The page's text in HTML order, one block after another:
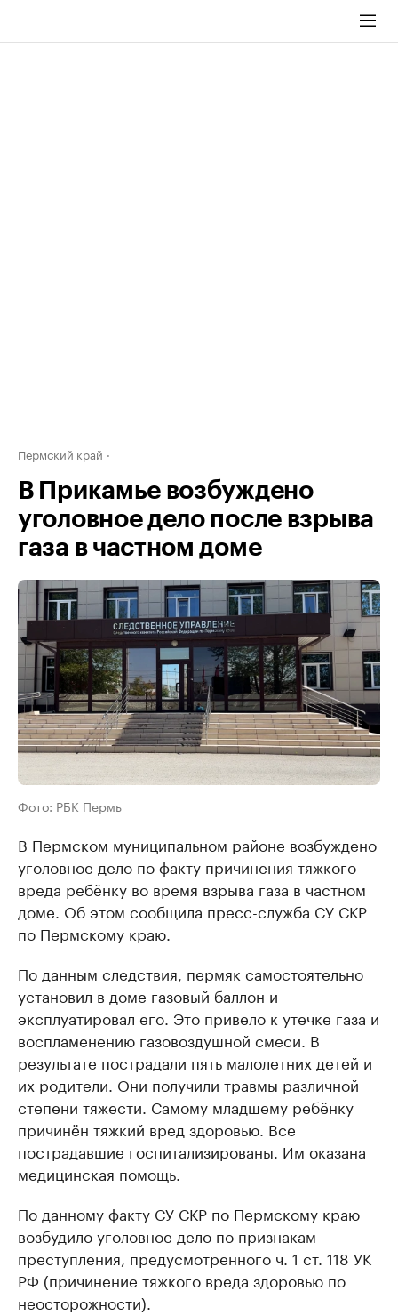
Пермский край
В Прикамье возбуждено
уголовное дело после взрыва
газа в частном доме
Фото: РБК Пермь
В Пермском муниципальном районе возбуждено
уголовное дело по факту причинения тяжкого
вреда ребёнку во время взрыва газа в частном
доме. Об этом сообщила пресс-служба СУ СКР
по Пермскому краю.
По данным следствия, пермяк самостоятельно
установил в доме газовый баллон и
эксплуатировал его. Это привело к утечке газа и
воспламенению газовоздушной смеси. В
результате пострадали пять малолетних детей и
их родители. Они получили травмы различной
степени тяжести. Самому младшему ребёнку
причинён тяжкий вред здоровью. Все
пострадавшие госпитализированы. Им оказана
медицинская помощь.
По данному факту СУ СКР по Пермскому краю
возбудило уголовное дело по признакам
преступления, предусмотренного ч. 1 ст. 118 УК
РФ (причинение тяжкого вреда здоровью по
неосторожности).